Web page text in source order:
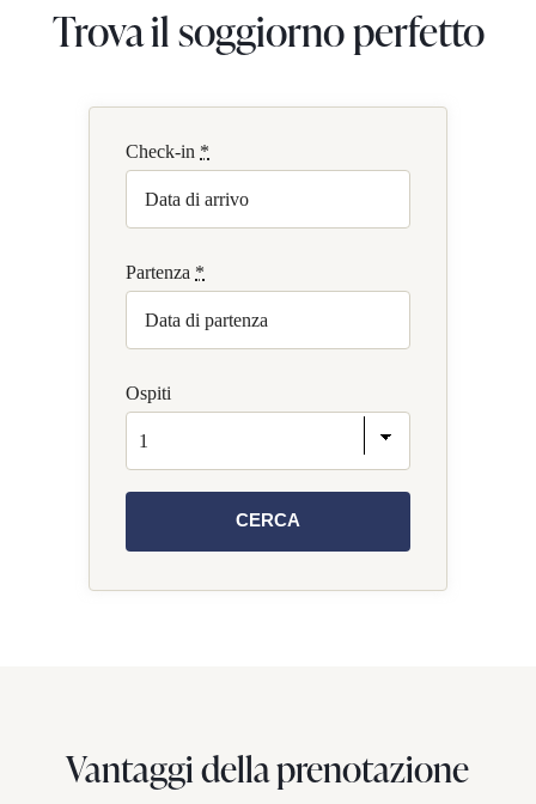
Trova il soggiorno perfetto
Check-in *
Partenza *
Ospiti
Vantaggi della prenotazione